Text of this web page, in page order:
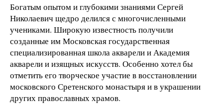
Богатым опытом и глубокими знаниями Сергей
Николаевич щедро делился с многочисленными
учениками. Широкую известность получили
созданные им Московская государственная
специализированная школа акварели и Академия
акварели и изящных искусств. Особенно хотел бы
отметить его творческое участие в восстановлении
московского Сретенского монастыря и в украшении
других православных храмов.